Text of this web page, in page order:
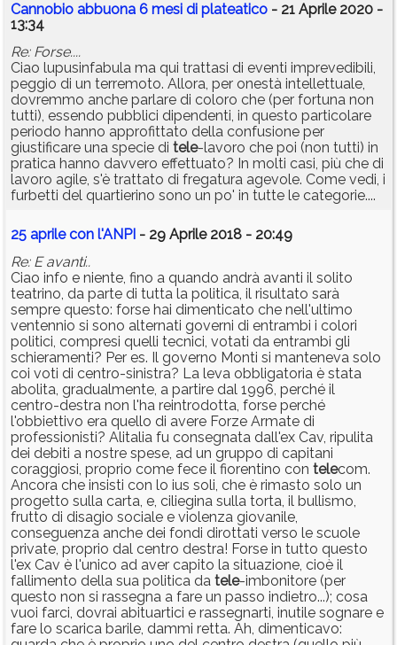
Cannobio abbuona 6 mesi di plateatico - 21 Aprile 2020 -
13:34
Re: Forse....
Ciao lupusinfabula ma qui trattasi di eventi imprevedibili,
peggio di un terremoto. Allora, per onestà intellettuale,
dovremmo anche parlare di coloro che (per fortuna non
tutti), essendo pubblici dipendenti, in questo particolare
periodo hanno approfittato della confusione per
giustificare una specie di tele-lavoro che poi (non tutti) in
pratica hanno davvero effettuato? In molti casi, più che di
lavoro agile, s'è trattato di fregatura agevole. Come vedi, i
furbetti del quartierino sono un po' in tutte le categorie....
25 aprile con l'ANPI - 29 Aprile 2018 - 20:49
Re: E avanti..
Ciao info e niente, fino a quando andrà avanti il solito
teatrino, da parte di tutta la politica, il risultato sarà
sempre questo: forse hai dimenticato che nell'ultimo
ventennio si sono alternati governi di entrambi i colori
politici, compresi quelli tecnici, votati da entrambi gli
schieramenti? Per es. Il governo Monti si manteneva solo
coi voti di centro-sinistra? La leva obbligatoria è stata
abolita, gradualmente, a partire dal 1996, perché il
centro-destra non l'ha reintrodotta, forse perché
l'obbiettivo era quello di avere Forze Armate di
professionisti? Alitalia fu consegnata dall'ex Cav, ripulita
dei debiti a nostre spese, ad un gruppo di capitani
coraggiosi, proprio come fece il fiorentino con telecom.
Ancora che insisti con lo ius soli, che è rimasto solo un
progetto sulla carta, e, ciliegina sulla torta, il bullismo,
frutto di disagio sociale e violenza giovanile,
conseguenza anche dei fondi dirottati verso le scuole
private, proprio dal centro destra! Forse in tutto questo
l'ex Cav è l'unico ad aver capito la situazione, cioè il
fallimento della sua politica da tele-imbonitore (per
questo non si rassegna a fare un passo indietro...); cosa
vuoi farci, dovrai abituartici e rassegnarti, inutile sognare e
fare lo scarica barile, dammi retta. Ah, dimenticavo: